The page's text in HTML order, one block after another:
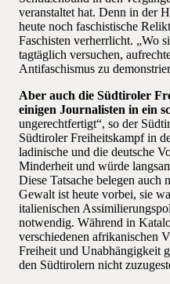
veranstaltet hat. Denn in der
heute noch faschistische
Faschisten verherrlicht. „Wo
tagtäglich versuchen,
Antifaschismus zu
Aber auch die Südtiroler
einigen Journalisten in ein
ungerechtfertigt“, so der
Südtiroler Freiheitskampf in
ladinische und die deutsche
Minderheit und würde
Diese Tatsache belegen
Gewalt ist heute vorbei, sie
italienischen
notwendig. Während in
verschiedenen afrikanischen
Freiheit und Unabhängigkeit
den Südtirolern nicht